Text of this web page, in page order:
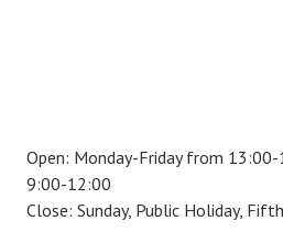
Open: Monday-Friday from
9:00-12:00
Close: Sunday, Public Holiday,